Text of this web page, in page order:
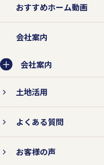
おすすめホーム動画
会社案内
会社案内
土地活用
よくある質問
お客様の声